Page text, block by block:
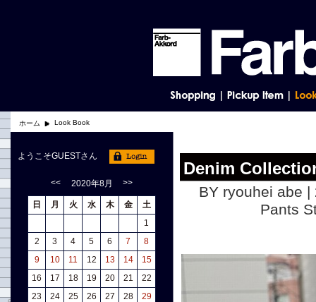
ホーム Look Book
Denim
BY ryouhei abe
Pants
ようこそGUESTさん
<< 2020年8月 >>
日 月 火 水 木 金
土
1
2
3 4 5 6 7
8
9
10 11 12 13 14
15
16
17 18 19 20 21
22
23
24 25 26 27 28
29